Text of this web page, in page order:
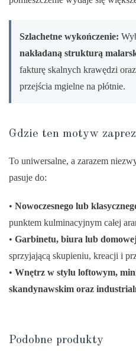
Szlachetne wykończenie:
nakładaną strukturą
fakturę skalnych krawędzi
przejścia mgielne na płótnie.
Gdzie ten motyw
To uniwersalne, a zarazem
pasuje do:
• Nowoczesnego lub
punktem kulminacyjnym całej
• Garbinetu, biura lub
sprzyjającą skupieniu, kreacji i
• Wnętrz w stylu loftowym,
skandynawskim oraz
Podobne produkty